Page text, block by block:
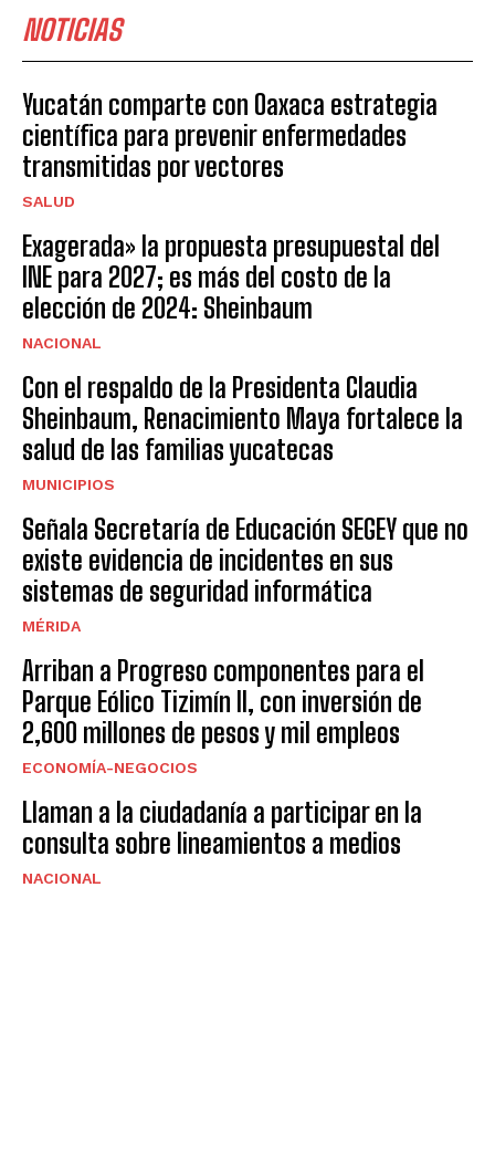
NOTICIAS
Yucatán comparte con Oaxaca estrategia
científica para prevenir enfermedades
transmitidas por vectores
SALUD
Exagerada» la propuesta presupuestal del
INE para 2027; es más del costo de la
elección de 2024: Sheinbaum
NACIONAL
Con el respaldo de la Presidenta Claudia
Sheinbaum, Renacimiento Maya fortalece la
salud de las familias yucatecas
MUNICIPIOS
Señala Secretaría de Educación SEGEY que no
existe evidencia de incidentes en sus
sistemas de seguridad informática
MÉRIDA
Arriban a Progreso componentes para el
Parque Eólico Tizimín II, con inversión de
2,600 millones de pesos y mil empleos
ECONOMÍA-NEGOCIOS
Llaman a la ciudadanía a participar en la
consulta sobre lineamientos a medios
NACIONAL